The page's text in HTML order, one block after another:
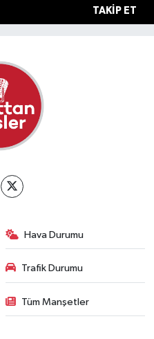
TAKIP ET
Hava Durumu
Trafik Durumu
Tüm Manşetler